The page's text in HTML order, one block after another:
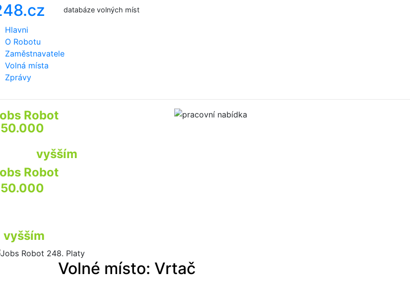
Hlavni
O Robotu
Zaměstnavatele
Volná místa
Zprávy
databáze volných míst
Robot
vyšším
Robot
vyšším
Volné místo: Vrtač